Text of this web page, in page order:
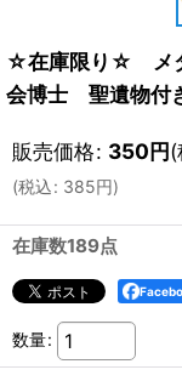
☆在庫限り☆ メ
会博士 聖遺物付
販売価格: 350円(
(税込: 385円)
在庫数189点
数量: